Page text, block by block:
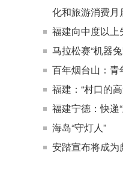
化和旅游消费月
福建向中度以
马拉松赛“机器
百年烟台山：青
福建：“村口的
福建宁德：快递
海岛“守灯人”
安踏宣布将成